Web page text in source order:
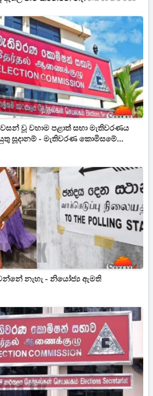
වූ වහාම පළාත් සභා මැතිවරණය
සූදානම් - මැතිවරණ කොමිසමේ
නැහැ - නියෝජ්‍ය ඇමති